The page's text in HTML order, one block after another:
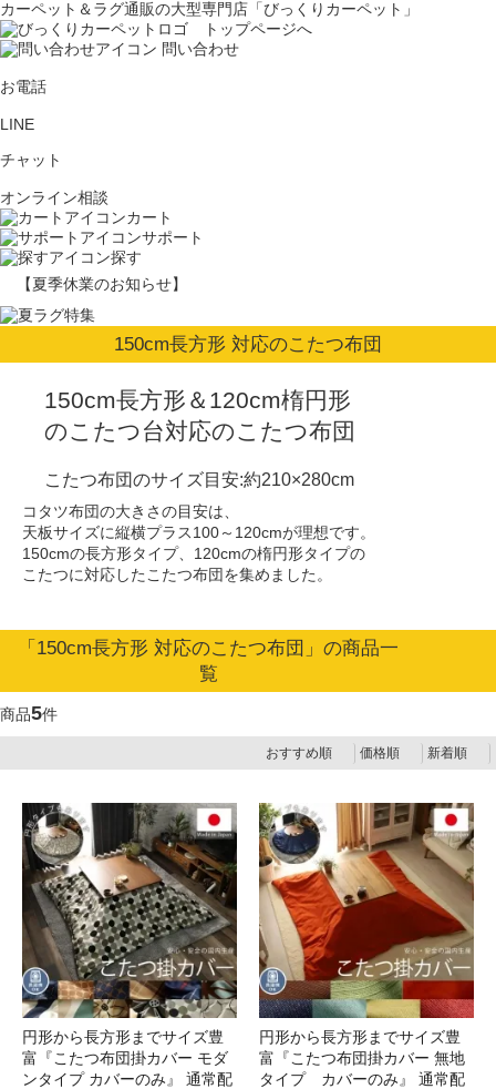
カーペット＆ラグ通販の大型専門店「びっくりカーペット」
問い合わせ
お電話
LINE
チャット
オンライン相談
カート
サポート
探す
【夏季休業のお知らせ】
150cm長方形 対応のこたつ布団
150cm長方形＆120cm楕円形
のこたつ台対応のこたつ布団
こたつ布団のサイズ目安:約210×280cm
コタツ布団の大きさの目安は、
天板サイズに縦横プラス100～120cmが理想です。
150cmの長方形タイプ、120cmの楕円形タイプの
こたつに対応したこたつ布団を集めました。
「150cm長方形 対応のこたつ布団」の商品一
覧
商品5件
おすすめ順 価格順 新着順
円形から長方形までサイズ豊
富『こたつ布団掛カバー モダ
ンタイプ カバーのみ』 通常配
円形から長方形までサイズ豊
富『こたつ布団掛カバー 無地
タイプ カバーのみ』 通常配